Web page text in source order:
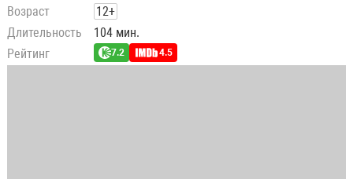
Возраст
12+
Длительность
104 мин.
Рейтинг
7.2 4.5